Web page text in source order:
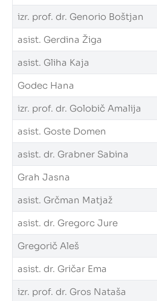
izr. prof. dr. Genorio Boštjan
asist. Gerdina Žiga
asist. Gliha Kaja
Godec Hana
izr. prof. dr. Golobič Amalija
asist. Goste Domen
asist. dr. Grabner Sabina
Grah Jasna
asist. Grčman Matjaž
asist. dr. Gregorc Jure
Gregorič Aleš
asist. dr. Gričar Ema
izr. prof. dr. Gros Nataša